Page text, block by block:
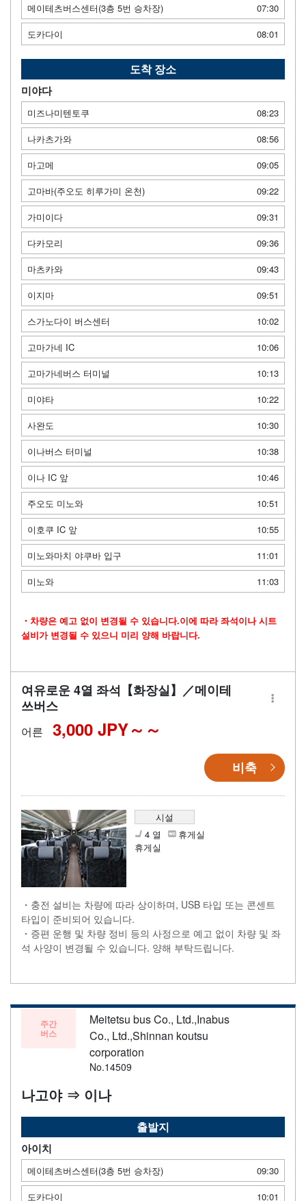
메이테츠버스센터(3층 5번 승차장)
07:30
도카다이
08:01
도착 장소
미야다
미즈나미텐토쿠
08:23
나카츠가와
08:56
마고메
09:05
고마바(주오도 히루가미 온천)
09:22
가미이다
09:31
다카모리
09:36
마츠카와
09:43
이지마
09:51
스가노다이 버스센터
10:02
고마가네 IC
10:06
고마가네버스 터미널
10:13
미야타
10:22
사완도
10:30
이나버스 터미널
10:38
이나 IC 앞
10:46
주오도 미노와
10:51
이호쿠 IC 앞
10:55
미노와마치 야쿠바 입구
11:01
미노와
11:03
・차량은 예고 없이 변경될 수 있습니다.이에 따라 좌석이나 시트
설비가 변경될 수 있으니 미리 양해 바랍니다.
여유로운 4열 좌석【화장실】／메이테
쓰버스
어른 3,000 JPY～
비축
시설
4 열
휴게실
휴게실
・충전 설비는 차량에 따라 상이하며, USB 타입 또는 콘센트
타입이 준비되어 있습니다.
・증편 운행 및 차량 정비 등의 사정으로 예고 없이 차량 및 좌
석 사양이 변경될 수 있습니다. 양해 부탁드립니다.
주간
버스
Meitetsu bus Co., Ltd.,Inabus
Co., Ltd.,Shinnan koutsu
corporation
No.14509
나고야 ⇒ 이나
출발지
아이치
메이테츠버스센터(3층 5번 승차장)
09:30
도카다이
10:01